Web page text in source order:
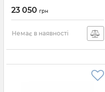
23 050 грн
Немає в наявності